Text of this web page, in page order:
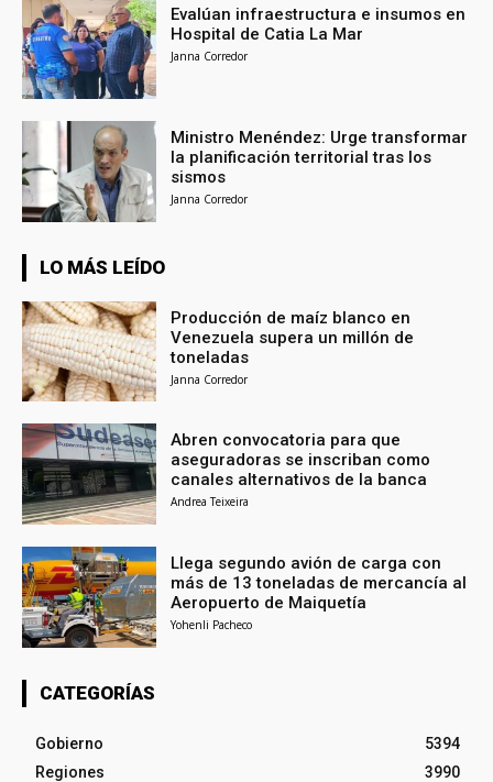
Evalúan infraestructura e insumos en
Hospital de Catia La Mar
Janna Corredor
Ministro Menéndez: Urge transformar
la planificación territorial tras los
sismos
Janna Corredor
LO MÁS LEÍDO
Producción de maíz blanco en
Venezuela supera un millón de
toneladas
Janna Corredor
Abren convocatoria para que
aseguradoras se inscriban como
canales alternativos de la banca
Andrea Teixeira
Llega segundo avión de carga con
más de 13 toneladas de mercancía al
Aeropuerto de Maiquetía
Yohenli Pacheco
CATEGORÍAS
Gobierno
5394
Regiones
3990